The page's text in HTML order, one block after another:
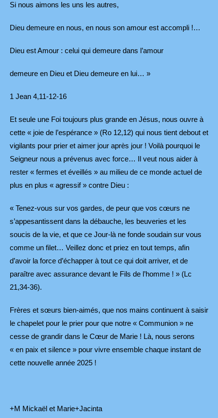
Si nous aimons les uns les autres,
Dieu demeure en nous, en nous son amour est accompli !…
Dieu est Amour : celui qui demeure dans l’amour
demeure en Dieu et Dieu demeure en lui… »
1 Jean 4,11-12-16
Et seule une Foi toujours plus grande en Jésus, nous ouvre à
cette « joie de l’espérance » (Ro 12,12) qui nous tient debout et
vigilants pour prier et aimer jour après jour ! Voilà pourquoi le
Seigneur nous a prévenus avec force… Il veut nous aider à
rester « fermes et éveillés » au milieu de ce monde actuel de
plus en plus « agressif » contre Dieu :
« Tenez-vous sur vos gardes, de peur que vos cœurs ne
s’appesantissent dans la débauche, les beuveries et les
soucis de la vie, et que ce Jour-là ne fonde soudain sur vous
comme un filet… Veillez donc et priez en tout temps, afin
d’avoir la force d’échapper à tout ce qui doit arriver, et de
paraître avec assurance devant le Fils de l’homme ! » (Lc
21,34-36).
Frères et sœurs bien-aimés, que nos mains continuent à saisir
le chapelet pour le prier pour que notre « Communion » ne
cesse de grandir dans le Cœur de Marie ! Là, nous serons
« en paix et silence » pour vivre ensemble chaque instant de
cette nouvelle année 2025 !
+M Mickaël et Marie+Jacinta